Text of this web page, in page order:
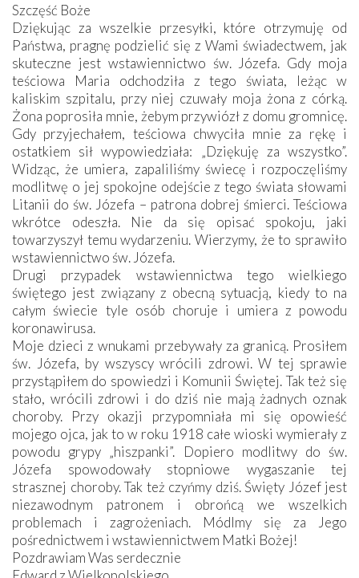
Szczęść Boże
Dziękując za wszelkie przesyłki, które otrzymuję od
Państwa, pragnę podzielić się z Wami świadectwem, jak
skuteczne jest wstawiennictwo św. Józefa. Gdy moja
teściowa Maria odchodziła z tego świata, leżąc w
kaliskim szpitalu, przy niej czuwały moja żona z córką.
Żona poprosiła mnie, żebym przywiózł z domu gromnicę.
Gdy przyjechałem, teściowa chwyciła mnie za rękę i
ostatkiem sił wypowiedziała: „Dziękuję za wszystko”.
Widząc, że umiera, zapaliliśmy świecę i rozpoczęliśmy
modlitwę o jej spokojne odejście z tego świata słowami
Litanii do św. Józefa – patrona dobrej śmierci. Teściowa
wkrótce odeszła. Nie da się opisać spokoju, jaki
towarzyszył temu wydarzeniu. Wierzymy, że to sprawiło
wstawiennictwo św. Józefa.
Drugi przypadek wstawiennictwa tego wielkiego
świętego jest związany z obecną sytuacją, kiedy to na
całym świecie tyle osób choruje i umiera z powodu
koronawirusa.
Moje dzieci z wnukami przebywały za granicą. Prosiłem
św. Józefa, by wszyscy wrócili zdrowi. W tej sprawie
przystąpiłem do spowiedzi i Komunii Świętej. Tak też się
stało, wrócili zdrowi i do dziś nie mają żadnych oznak
choroby. Przy okazji przypomniała mi się opowieść
mojego ojca, jak to w roku 1918 całe wioski wymierały z
powodu grypy „hiszpanki”. Dopiero modlitwy do św.
Józefa spowodowały stopniowe wygaszanie tej
strasznej choroby. Tak też czyńmy dziś. Święty Józef jest
niezawodnym patronem i obrońcą we wszelkich
problemach i zagrożeniach. Módlmy się za Jego
pośrednictwem i wstawiennictwem Matki Bożej!
Pozdrawiam Was serdecznie